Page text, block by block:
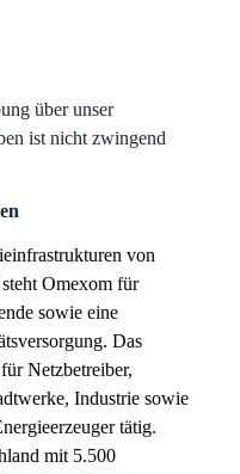
über unser
ist nicht zwingend
von
Omexom für
sowie eine
Das
Netzbetreiber,
Industrie sowie
tätig.
mit 5.500